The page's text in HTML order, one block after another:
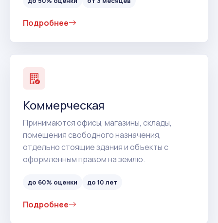
Подробнее
Коммерческая
Принимаются офисы, магазины, склады,
помещения свободного назначения,
отдельно стоящие здания и объекты с
оформленным правом на землю.
до 60% оценки до 10 лет
Подробнее